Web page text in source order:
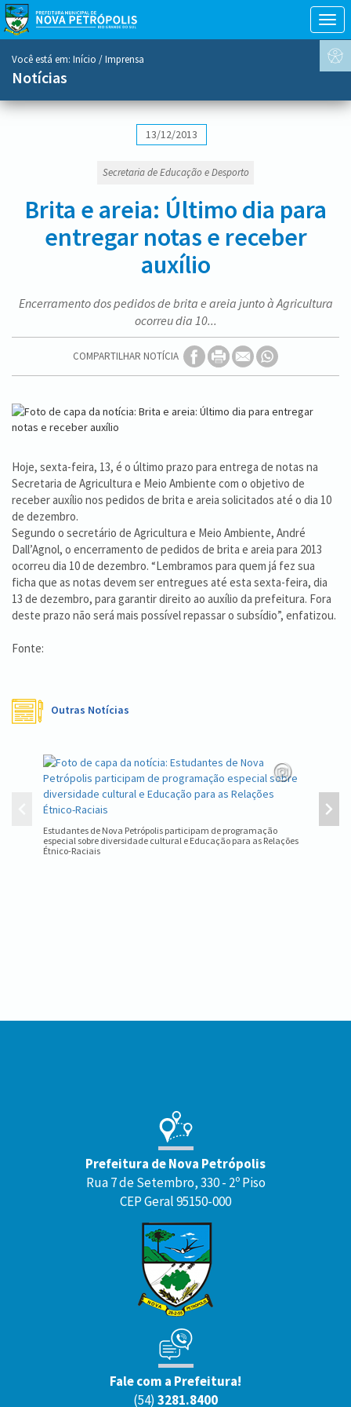
menu
Você está em: Início / Imprensa
Notícias
13/12/2013
Secretaria de Educação e Desporto
Brita e areia: Último dia para
entregar notas e receber
auxílio
Encerramento dos pedidos de brita e areia junto à Agricultura
ocorreu dia 10...
COMPARTILHAR NOTÍCIA
Hoje, sexta-feira, 13, é o último prazo para entrega de notas na
Secretaria de Agricultura e Meio Ambiente com o objetivo de
receber auxílio nos pedidos de brita e areia solicitados até o dia 10
de dezembro.
Segundo o secretário de Agricultura e Meio Ambiente, André
Dall’Agnol, o encerramento de pedidos de brita e areia para 2013
ocorreu dia 10 de dezembro. “Lembramos para quem já fez sua
ficha que as notas devem ser entregues até esta sexta-feira, dia
13 de dezembro, para garantir direito ao auxílio da prefeitura. Fora
deste prazo não será mais possível repassar o subsídio”, enfatizou.
Fonte:
Outras Notícias
Estudantes de Nova Petrópolis participam de programação
especial sobre diversidade cultural e Educação para as Relações
Étnico-Raciais
Equipe
Prefeitura de Nova Petrópolis
Rua 7 de Setembro, 330 - 2º Piso
CEP Geral 95150-000
Fale com a Prefeitura!
(54) 3281.8400